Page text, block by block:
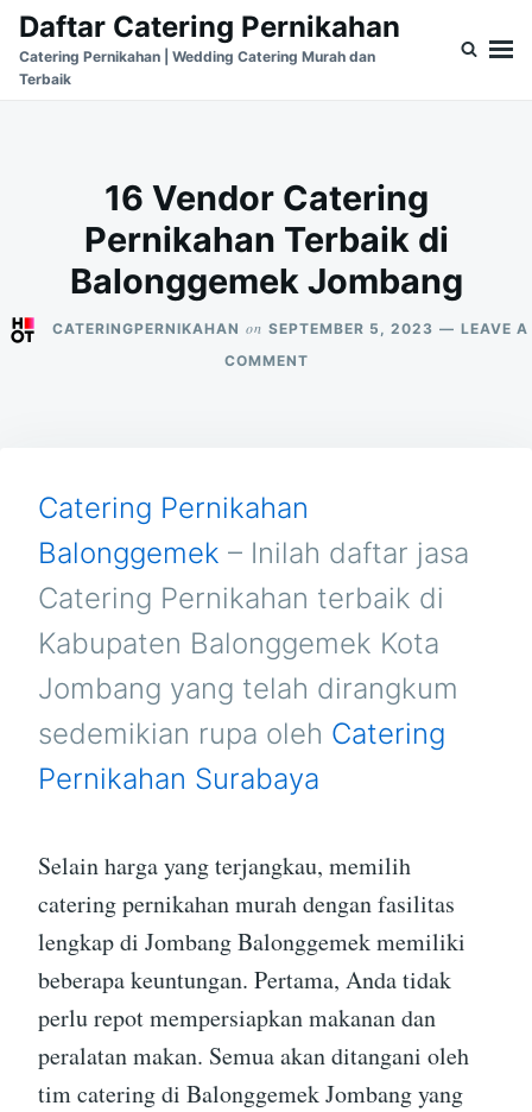
Skip
content
Search
for:
Daftar Catering Pernikahan
Catering Pernikahan | Wedding Catering Murah dan
Terbaik
16 Vendor Catering
Pernikahan Terbaik di
Balonggemek Jombang
CATERINGPERNIKAHAN on SEPTEMBER 5, 2023
LEAVE A
COMMENTON
JOMBANG
Catering Pernikahan
Balonggemek – Inilah daftar jasa
Catering Pernikahan terbaik di
Kabupaten Balonggemek Kota
Jombang yang telah dirangkum
sedemikian rupa oleh Catering
Pernikahan Surabaya
Selain harga yang terjangkau, memilih
catering pernikahan murah dengan fasilitas
lengkap di Jombang Balonggemek memiliki
beberapa keuntungan. Pertama, Anda tidak
perlu repot mempersiapkan makanan dan
peralatan makan. Semua akan ditangani oleh
tim catering di Balonggemek Jombang yang